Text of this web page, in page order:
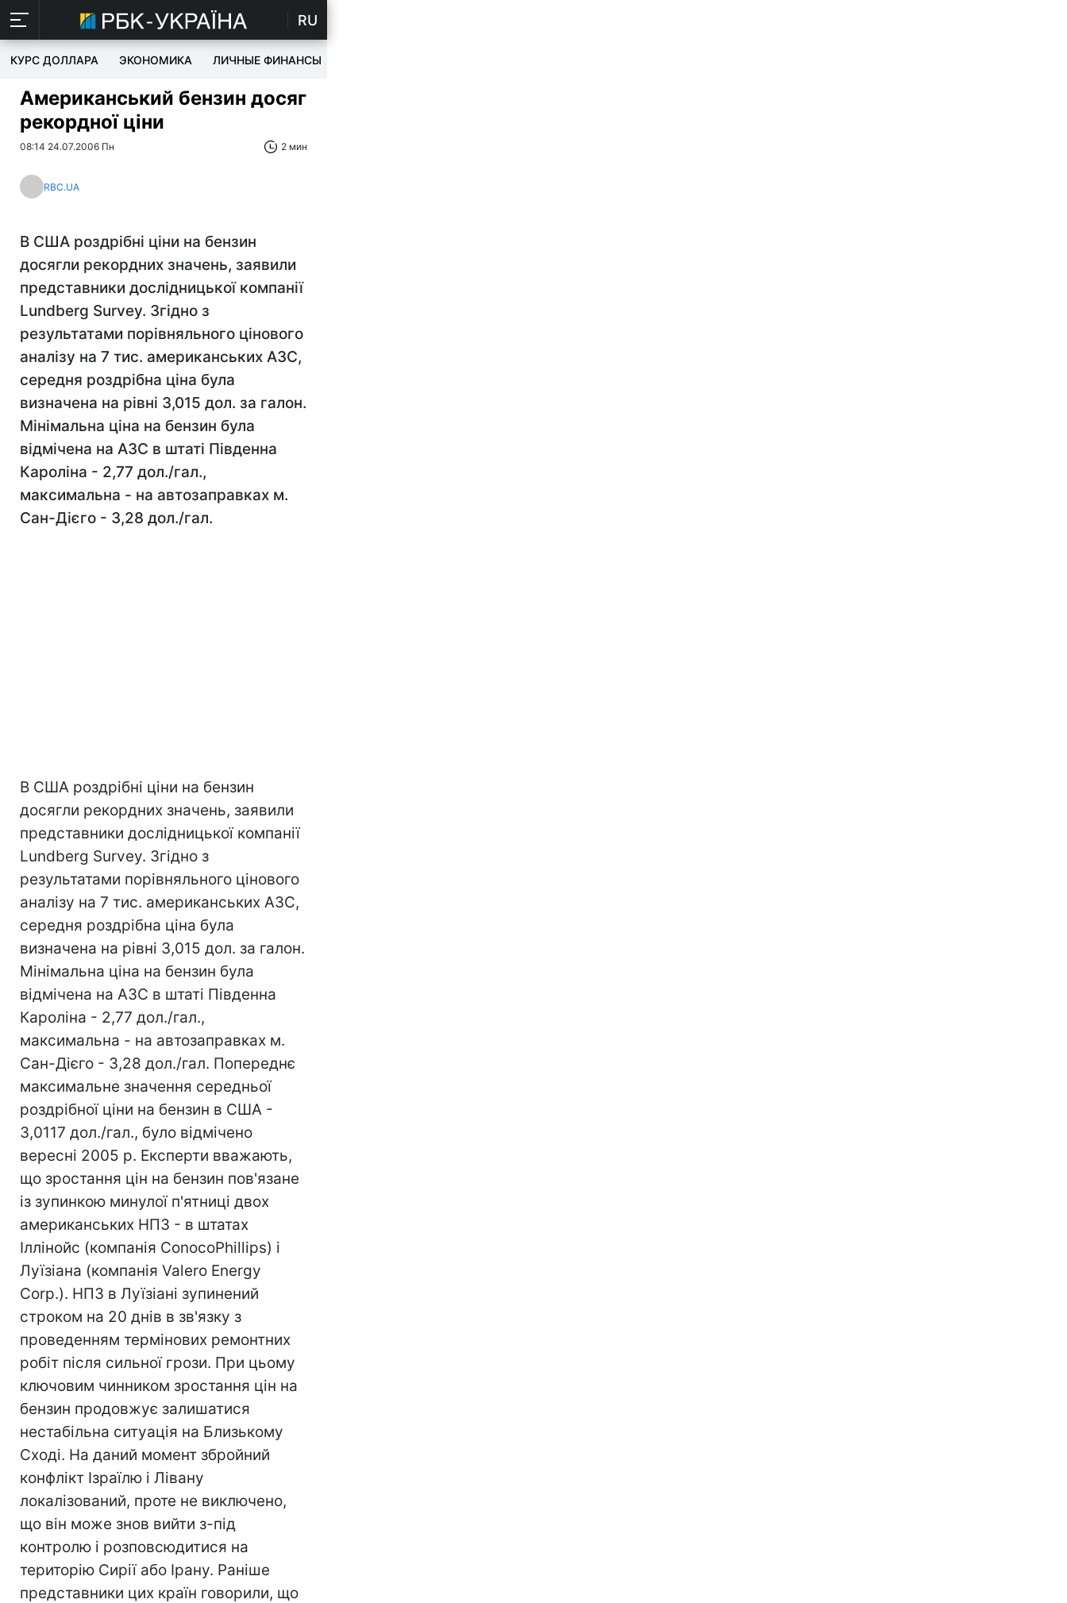
RU
КУРС ДОЛЛАРА ЭКОНОМИКА ЛИЧНЫЕ ФИНАНСЫ
Американський бензин досяг
рекордної ціни
08:14 24.07.2006 Пн 2 мин
RBC.UA
В США роздрібні ціни на бензин
досягли рекордних значень, заявили
представники дослідницької компанії
Lundberg Survey. Згідно з
результатами порівняльного цінового
аналізу на 7 тис. американських АЗС,
середня роздрібна ціна була
визначена на рівні 3,015 дол. за галон.
Мінімальна ціна на бензин була
відмічена на АЗС в штаті Південна
Кароліна - 2,77 дол./гал.,
максимальна - на автозаправках м.
Сан-Дієго - 3,28 дол./гал.
В США роздрібні ціни на бензин
досягли рекордних значень, заявили
представники дослідницької компанії
Lundberg Survey. Згідно з
результатами порівняльного цінового
аналізу на 7 тис. американських АЗС,
середня роздрібна ціна була
визначена на рівні 3,015 дол. за галон.
Мінімальна ціна на бензин була
відмічена на АЗС в штаті Південна
Кароліна - 2,77 дол./гал.,
максимальна - на автозаправках м.
Сан-Дієго - 3,28 дол./гал. Попереднє
максимальне значення середньої
роздрібної ціни на бензин в США -
3,0117 дол./гал., було відмічено
вересні 2005 р. Експерти вважають,
що зростання цін на бензин пов'язане
із зупинкою минулої п'ятниці двох
американських НПЗ - в штатах
Іллінойс (компанія ConocoPhillips) і
Луїзіана (компанія Valero Energy
Corp.). НПЗ в Луїзіані зупинений
строком на 20 днів в зв'язку з
проведенням термінових ремонтних
робіт після сильної грози. При цьому
ключовим чинником зростання цін на
бензин продовжує залишатися
нестабільна ситуація на Близькому
Сході. На даний момент збройний
конфлікт Ізраїлю і Лівану
локалізований, проте не виключено,
що він може знов вийти з-під
контролю і розповсюдитися на
територію Сирії або Ірану. Раніше
представники цих країн говорили, що